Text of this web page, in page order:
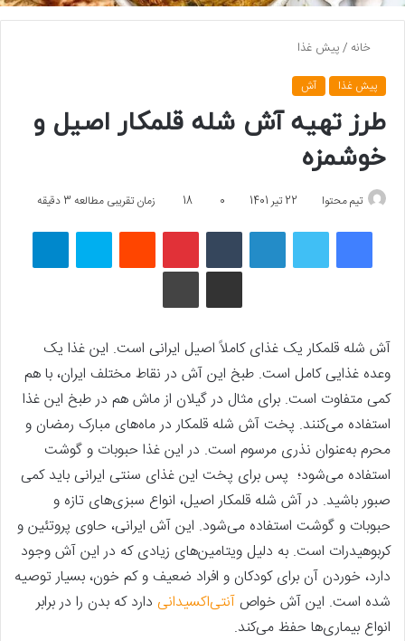
خانه /پیش غذا
پیش غذا آش
طرز تهیه آش شله قلمکار اصیل و
خوشمزه
تیم محتوا 22 تیر 1401 0
18 زمان تقریبی مطالعه 3 دقیقه
فیسبوک توییتر لینکداین تامبلر پینتریستReddit اسکایپ تلگرام
اشتراک گذاری با ایمیل
چاپ
آش شله قلمکار یک غذای کاملاً اصیل ایرانی است. این غذا یک
وعده غذایی کامل است. طبخ این آش در نقاط مختلف ایران، با هم
کمی متفاوت است. برای مثال در گیلان از ماش هم در طبخ این غذا
استفاده می‌‌کنند. پخت آش شله قلمکار در ماه‌‌های مبارک رمضان و
محرم به‌عنوان نذری مرسوم است. در این غذا حبوبات و گوشت
استفاده می‌‌شود؛ پس برای پخت این غذای سنتی ایرانی باید کمی
صبور باشید. در آش شله قلمکار اصیل، انواع سبزی‌های تازه و
حبوبات و گوشت استفاده می‌‌شود. این آش ایرانی، حاوی پروتئین و
کربوهیدرات است. به دلیل ویتامین‌‌های زیادی که در این آش وجود
دارد، خوردن آن برای کودکان و افراد ضعیف و کم خون، بسیار توصیه
شده است. این آش خواص آنتی‌اکسیدانی دارد که بدن را در برابر
انواع بیماری‌‌ها حفظ می‌‌کند.